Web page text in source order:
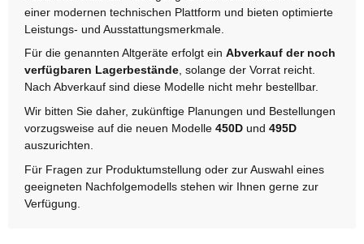
einer modernen technischen Plattform und bieten optimierte
Leistungs- und Ausstattungsmerkmale.
Für die genannten Altgeräte erfolgt ein Abverkauf der noch
verfügbaren Lagerbestände, solange der Vorrat reicht.
Nach Abverkauf sind diese Modelle nicht mehr bestellbar.
Wir bitten Sie daher, zukünftige Planungen und Bestellungen
vorzugsweise auf die neuen Modelle 450D und 495D
auszurichten.
Für Fragen zur Produktumstellung oder zur Auswahl eines
geeigneten Nachfolgemodells stehen wir Ihnen gerne zur
Verfügung.